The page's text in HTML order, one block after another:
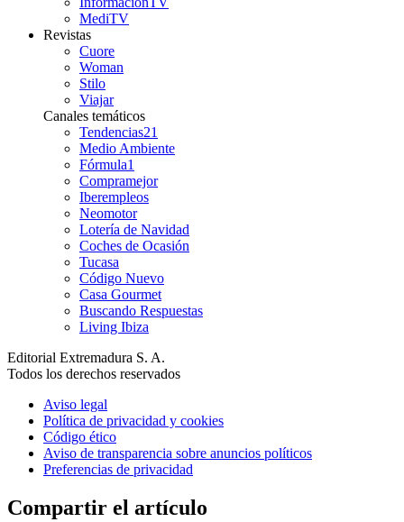
MediTV
Revistas
Cuore
Woman
Stilo
Viajar
Canales temáticos
Tendencias21
Medio Ambiente
Fórmula1
Compramejor
Iberempleos
Neomotor
Lotería de Navidad
Coches de Ocasión
Tucasa
Código Nuevo
Casa Gourmet
Buscando Respuestas
Living Ibiza
Editorial Extremadura S. A.
Todos los derechos reservados
Aviso legal
Política de privacidad y cookies
Código ético
Aviso de transparencia sobre anuncios políticos
Preferencias de privacidad
Compartir el artículo